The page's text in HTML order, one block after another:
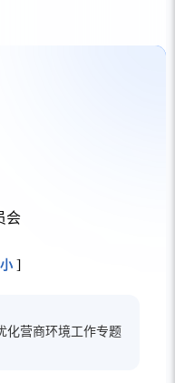
会
小]
化营商环境工作专题